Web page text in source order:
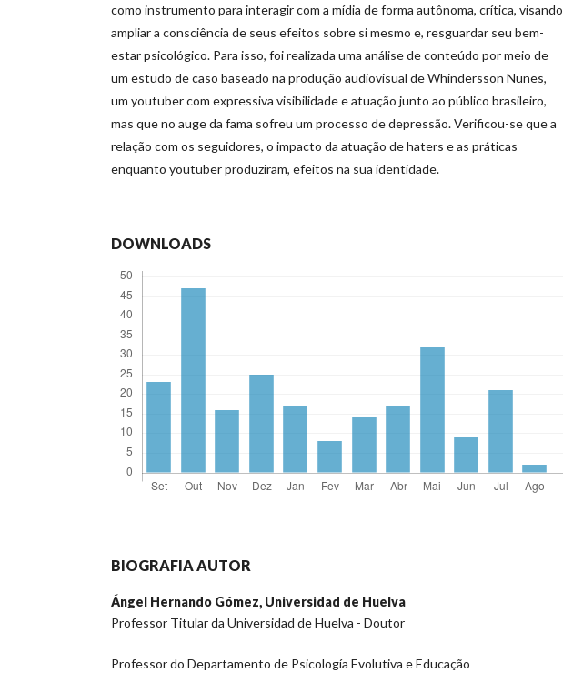
como instrumento para interagir com a mídia de forma autônoma, crítica, visando
ampliar a consciência de seus efeitos sobre si mesmo e, resguardar seu bem-
estar psicológico. Para isso, foi realizada uma análise de conteúdo por meio de
um estudo de caso baseado na produção audiovisual de Whindersson Nunes,
um youtuber com expressiva visibilidade e atuação junto ao público brasileiro,
mas que no auge da fama sofreu um processo de depressão. Verificou-se que a
relação com os seguidores, o impacto da atuação de haters e as práticas
enquanto youtuber produziram, efeitos na sua identidade.
DOWNLOADS
BIOGRAFIA AUTOR
Ángel Hernando Gómez, Universidad de Huelva
Professor Titular da Universidad de Huelva - Doutor
Professor do Departamento de Psicología Evolutiva e Educação